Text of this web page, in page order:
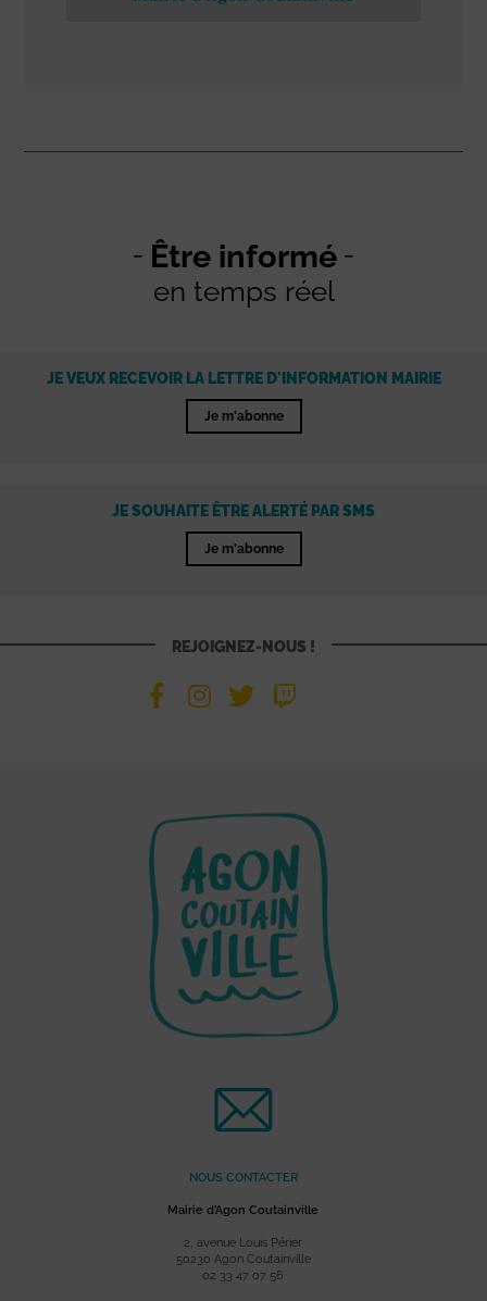
Être informé
en temps réel
JE VEUX RECEVOIR LA LETTRE D'INFORMATION MAIRIE
Je m'abonne
JE SOUHAITE ÊTRE ALERTÉ PAR SMS
Je m'abonne
REJOIGNEZ-NOUS !
NOUS CONTACTER
Mairie d’Agon Coutainville
2, avenue Louis Périer
50230 Agon Coutainville
02 33 47 07 56